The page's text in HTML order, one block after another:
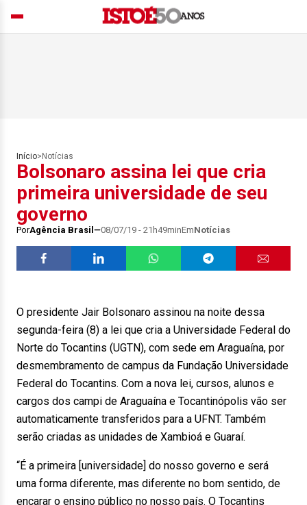
Início> Notícias
Bolsonaro assina lei que cria
primeira universidade de seu
governo
PorAgência Brasil 08/07/19 - 21h49minEmNotícias
O presidente Jair Bolsonaro assinou na noite dessa
segunda-feira (8) a lei que cria a Universidade Federal do
Norte do Tocantins (UGTN), com sede em Araguaína, por
desmembramento de campus da Fundação Universidade
Federal do Tocantins. Com a nova lei, cursos, alunos e
cargos dos campi de Araguaína e Tocantinópolis vão ser
automaticamente transferidos para a UFNT. Também
serão criadas as unidades de Xambioá e Guaraí.
“É a primeira [universidade] do nosso governo e será
uma forma diferente, mas diferente no bom sentido, de
encarar o ensino público no nosso país. O Tocantins